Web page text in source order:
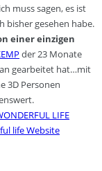
muss sagen, es ist
bisher gesehen habe.
einer einzigen
der 23 Monate
gearbeitet hat…mit
3D Personen
LIFE
life Website